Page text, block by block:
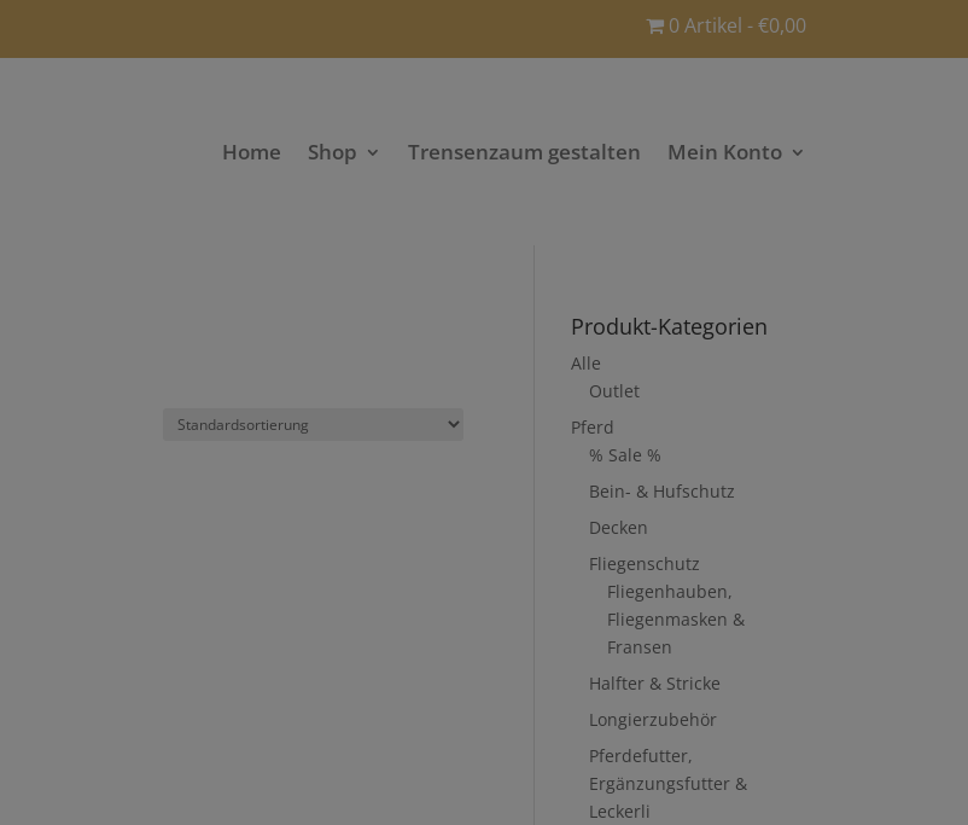
0 Artikel €0,00
Home Shop Trensenzaum gestalten Mein Konto
Produkt-Kategorien
Alle
Outlet
Pferd
% Sale %
Bein- & Hufschutz
Decken
Fliegenschutz
Fliegenhauben,
Fliegenmasken &
Fransen
Halfter & Stricke
Longierzubehör
Pferdefutter,
Ergänzungsfutter &
Leckerli